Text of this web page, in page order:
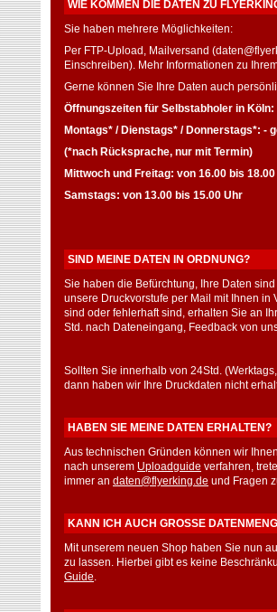
WIE KOMMEN DIE DATEN ZU
Sie haben mehrere Möglichkeiten:
Per FTP-Upload, Mailversand
Einschreiben). Mehr Informationen zu
Gerne können Sie Ihre Daten auch
Öffnungszeiten für Selbstabholer in Köln:
Montags* / Dienstags* / Donnerstags*: -
(*nach Rücksprache, nur mit Termin)
Mittwoch und Freitag: von 16.00 bis
Samstags: von 13.00 bis 15.00 Uhr
SIND MEINE DATEN IN ORDNUNG?
Sie haben die Befürchtung, Ihre Daten
unsere Druckvorstufe per Mail mit Ihnen in
sind oder fehlerhaft sind, erhalten Sie an
Std. nach Dateneingang, Feedback von
Sollten Sie innerhalb von 24Std.
dann haben wir Ihre Druckdaten nicht
HABEN SIE MEINE DATEN ERHALTEN?
Aus technischen Gründen können wir
nach unserem Uploadguide verfahren,
immer an daten@flyerking.de und Fragen
KANN ICH AUCH GROSSE
Mit unserem neuen Shop haben Sie nun
zu lassen. Hierbei gibt es keine
Guide.